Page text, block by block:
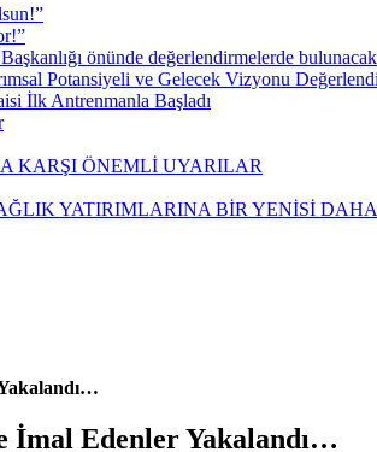
önünde değerlendirmelerde
Potansiyeli ve Gelecek Vizyonu
İlk Antrenmanla Başladı
KARŞI ÖNEMLİ UYARILAR
YATIRIMLARINA BİR YENİSİ
İmal Edenler Yakalandı…